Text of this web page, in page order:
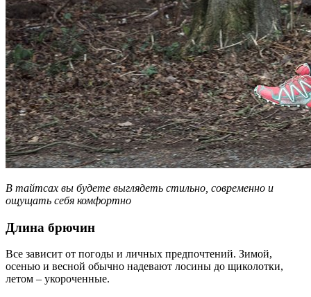
В тайтсах вы будете выглядеть стильно, современно и
ощущать себя комфортно
Длина брючин
Все зависит от погоды и личных предпочтений. Зимой,
осенью и весной обычно надевают лосины до щиколотки,
летом – укороченные.